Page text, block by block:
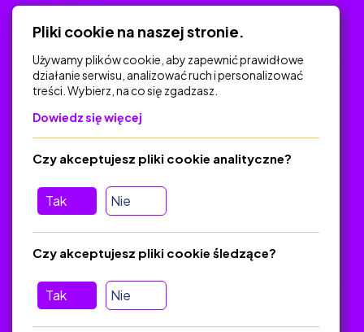
Na skróty
Polityka Prywatności
O platformie
Baza materiałów dydaktycznych
Jak zostać autorem
Pliki cookie na naszej stronie.
Używamy plików cookie, aby zapewnić prawidłowe
działanie serwisu, analizować ruch i personalizować
treści. Wybierz, na co się zgadzasz.
Dowiedz się więcej
Tak Nie
Czy akceptujesz pliki cookie analityczne?
Tak Nie
Czy akceptujesz pliki cookie śledzące?